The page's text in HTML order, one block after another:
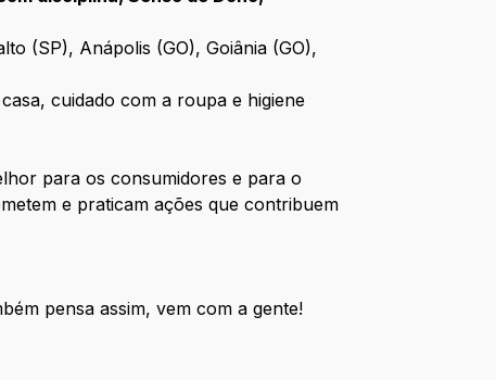
(SP), Anápolis (GO), Goiânia (GO),
cuidado com a roupa e higiene
para os consumidores e para o
e praticam ações que contribuem
pensa assim, vem com a gente!